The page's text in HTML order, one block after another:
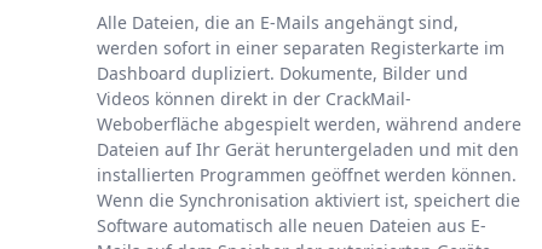
Alle Dateien, die an E-Mails angehängt sind,
werden sofort in einer separaten Registerkarte im
Dashboard dupliziert. Dokumente, Bilder und
Videos können direkt in der CrackMail-
Weboberfläche abgespielt werden, während andere
Dateien auf Ihr Gerät heruntergeladen und mit den
installierten Programmen geöffnet werden können.
Wenn die Synchronisation aktiviert ist, speichert die
Software automatisch alle neuen Dateien aus E-